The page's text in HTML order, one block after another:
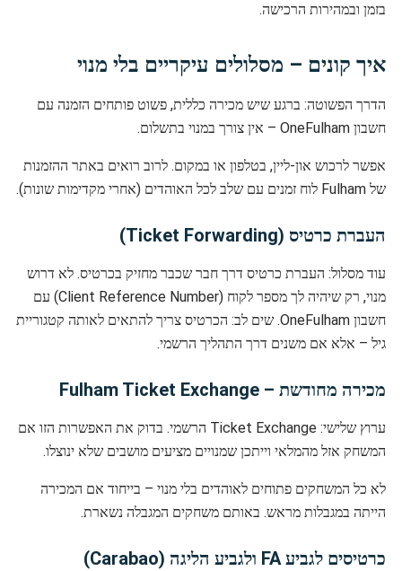
בזמן ובמהירות הרכישה.
איך קונים – מסלולים עיקריים בלי מנוי
הדרך הפשוטה: ברגע שיש מכירה כללית, פשוט פותחים הזמנה עם
חשבון OneFulham – אין צורך במנוי בתשלום.
אפשר לרכוש און-ליין, בטלפון או במקום. לרוב רואים באתר ההזמנות
של Fulham לוח זמנים עם שלב לכל האוהדים (אחרי מקדימות שונות).
העברת כרטיס (Ticket Forwarding)
עוד מסלול: העברת כרטיס דרך חבר שכבר מחזיק בכרטיס. לא דרוש
מנוי, רק שיהיה לך מספר לקוח (Client Reference Number) עם
חשבון OneFulham. שים לב: הכרטיס צריך להתאים לאותה קטגוריית
גיל – אלא אם משנים דרך התהליך הרשמי.
מכירה מחודשת – Fulham Ticket Exchange
ערוץ שלישי: Ticket Exchange הרשמי. בדוק את האפשרות הזו אם
המשחק אזל מהמלאי וייתכן שמנויים מציעים מושבים שלא ינוצלו.
לא כל המשחקים פתוחים לאוהדים בלי מנוי – בייחוד אם המכירה
הייתה במגבלות מראש. באותם משחקים המגבלה נשארת.
כרטיסים לגביע FA ולגביע הליגה (Carabao)